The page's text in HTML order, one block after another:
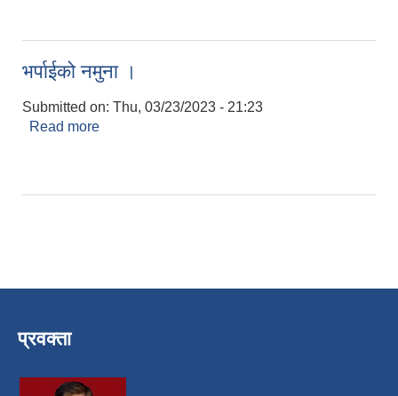
भर्पाईको नमुना ।
Submitted on: Thu, 03/23/2023 - 21:23
Read more
प्रवक्ता